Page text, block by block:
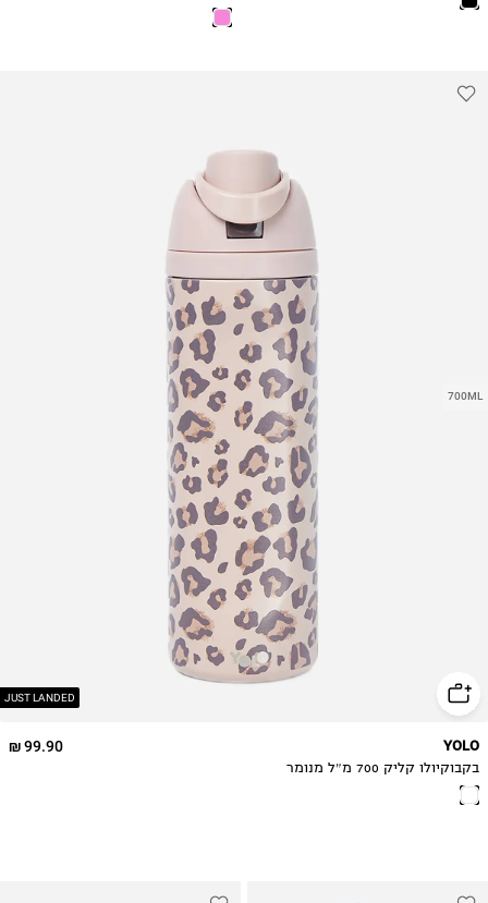
JUST LANDED
700ML
99.90 ₪ YOLO
בקבוקיולו קליק 700 מ״ל מנומר